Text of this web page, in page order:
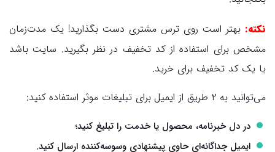
نکته: بهتر است روی ترس مشتری دست بگذارید! یک مدت‌زمان
مشخص برای استفاده از کد تخفیف در نظر بگیرید. سایت باشد
یا یک کد تخفیف برای خرید.
می‌توانید به ۲ طریق از ایمیل برای تبلیغات موثر استفاده کنید:
در دل خبرنامه، محصول یا خدمت را تبلیغ کنید؛
ایمیل جداگانه‌ای حاوی پیشنهادی وسوسه‌کننده ارسال کنید.